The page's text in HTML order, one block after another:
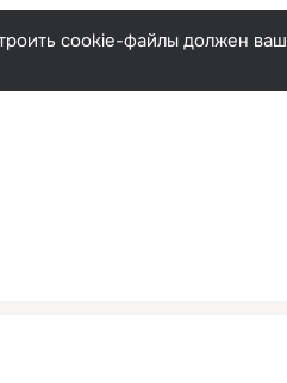
Русский
cookie-файлы должен ваш